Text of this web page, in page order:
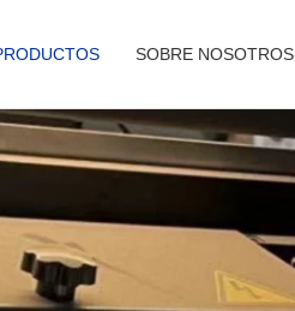
SOBRE NOSOTROS